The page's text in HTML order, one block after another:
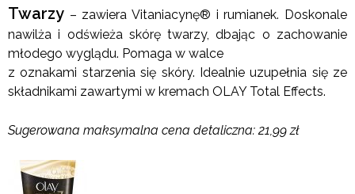
Twarzy – zawiera Vitaniacynę® i rumianek. Doskonale
nawilża i odświeża skórę twarzy, dbając o zachowanie
młodego wyglądu. Pomaga w walce
z oznakami starzenia się skóry. Idealnie uzupełnia się ze
składnikami zawartymi w kremach OLAY Total Effects.
Sugerowana maksymalna cena detaliczna: 21,99 zł